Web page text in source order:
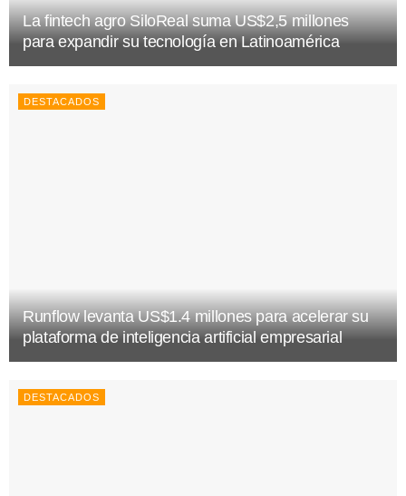
La fintech agro SiloReal suma US$2,5 millones
para expandir su tecnología en Latinoamérica
DESTACADOS
Runflow levanta US$1.4 millones para acelerar su
plataforma de inteligencia artificial empresarial
DESTACADOS